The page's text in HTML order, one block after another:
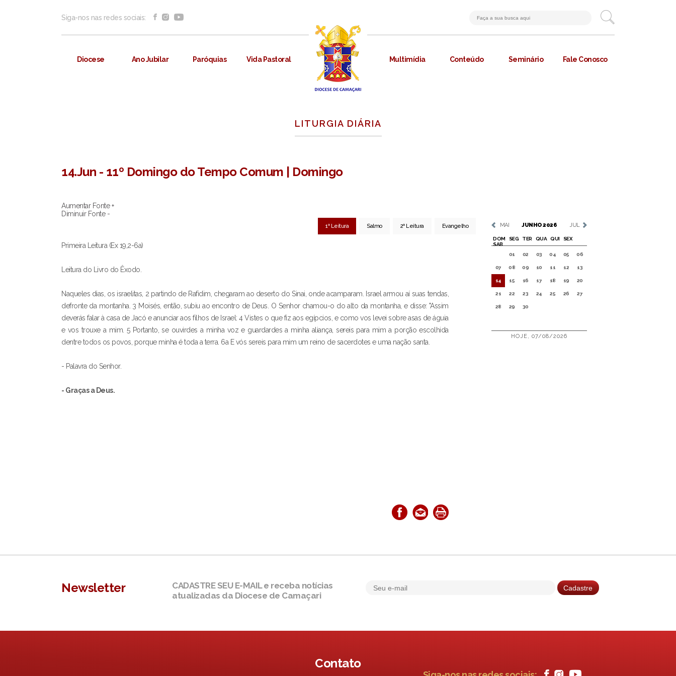
Siga-nos nas redes sociais:
Diocese Ano Jubilar Paróquias Vida Pastoral Multimídia Conteúdo Seminário Fale Conosco
LITURGIA DIÁRIA
14.Jun - 11º Domingo do Tempo Comum | Domingo
MAI JUNHO 2026 JUL
DOM SEG TER QUA QUI
SEX
SAB
01
02 03 04 05 06
07 08 09 10 11 12 13
14 15 16 17 18 19 20
21 22 23 24 25 26 27
28 29 30
HOJE, 07/08/2026
Aumentar Fonte +
Diminuir Fonte -
1ª Leitura Salmo 2ª Leitura Evangelho
Primeira Leitura (Ex 19,2-6a)
Leitura do Livro do Êxodo.
Naqueles dias, os israelitas, 2 partindo de Rafidim, chegaram ao deserto do Sinai, onde acamparam. Israel armou aí suas tendas,
defronte da montanha. 3 Moisés, então, subiu ao encontro de Deus. O Senhor chamou-o do alto da montanha, e disse: "Assim
deverás falar à casa de Jacó e anunciar aos filhos de Israel: 4 Vistes o que fiz aos egípcios, e como vos levei sobre asas de águia
e vos trouxe a mim. 5 Portanto, se ouvirdes a minha voz e guardardes a minha aliança, sereis para mim a porção escolhida
dentre todos os povos, porque minha é toda a terra. 6a E vós sereis para mim um reino de sacerdotes e uma nação santa.
- Palavra do Senhor.
- Graças a Deus.
Newsletter
CADASTRE SEU E-MAIL e receba notícias
atualizadas da Diocese de Camaçari
Contato